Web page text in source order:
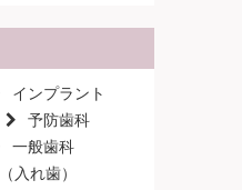
インプラント
予防歯科
一般歯科
入れ歯）